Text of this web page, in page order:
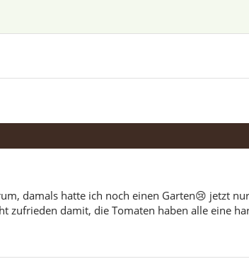
damals hatte ich noch einen Garten😢 jetzt
damit, die Tomaten haben alle eine